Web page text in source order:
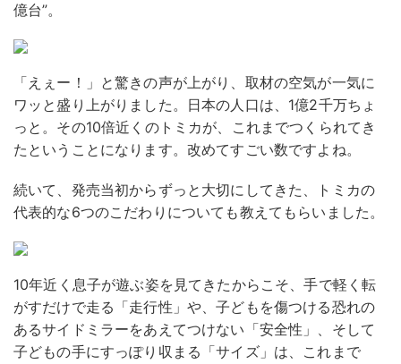
億台”。
「えぇー！」と驚きの声が上がり、取材の空気が一気に
ワッと盛り上がりました。日本の人口は、1億2千万ちょ
っと。その10倍近くのトミカが、これまでつくられてき
たということになります。改めてすごい数ですよね。
続いて、発売当初からずっと大切にしてきた、トミカの
代表的な6つのこだわりについても教えてもらいました。
10年近く息子が遊ぶ姿を見てきたからこそ、手で軽く転
がすだけで走る「走行性」や、子どもを傷つける恐れの
あるサイドミラーをあえてつけない「安全性」、そして
子どもの手にすっぽり収まる「サイズ」は、これまで